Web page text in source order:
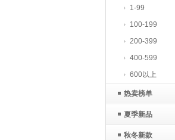
1-99
100-199
200-399
400-599
600以上
热卖榜单
夏季新品
秋冬新款